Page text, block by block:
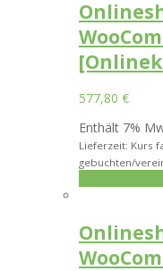
577,80 €
Enthält 7%
Lieferzeit: Kurs
gebuchten/